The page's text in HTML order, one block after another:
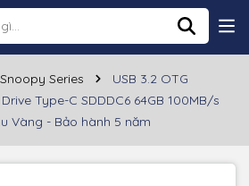
Series
USB 3.2 OTG
Type-C SDDDC6 64GB 100MB/s
Vàng - Bảo hành 5 năm
cổng USB 3.2 để truyền tốc độ cao